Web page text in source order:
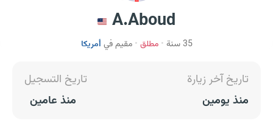
A.Aboud
35 سنة مطلق مقيم في أمريكا
تاريخ آخر زيارة
منذ يومين
تاريخ التسجيل
منذ عامين